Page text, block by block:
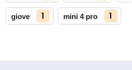
giove 1 mini 4 pro 1